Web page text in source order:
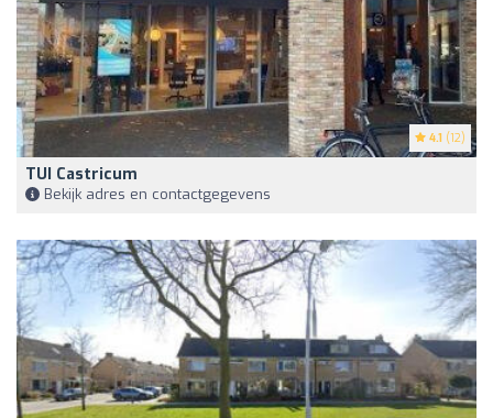
4.1 (12)
TUI Castricum
Bekijk adres en contactgegevens